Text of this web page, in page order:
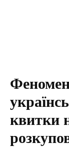
квитки